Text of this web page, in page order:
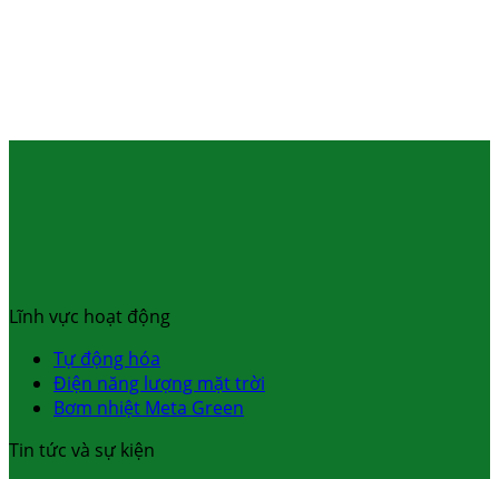
Lĩnh vực hoạt động
Tự động hóa
Điện năng lượng mặt trời
Bơm nhiệt Meta Green
Tin tức và sự kiện